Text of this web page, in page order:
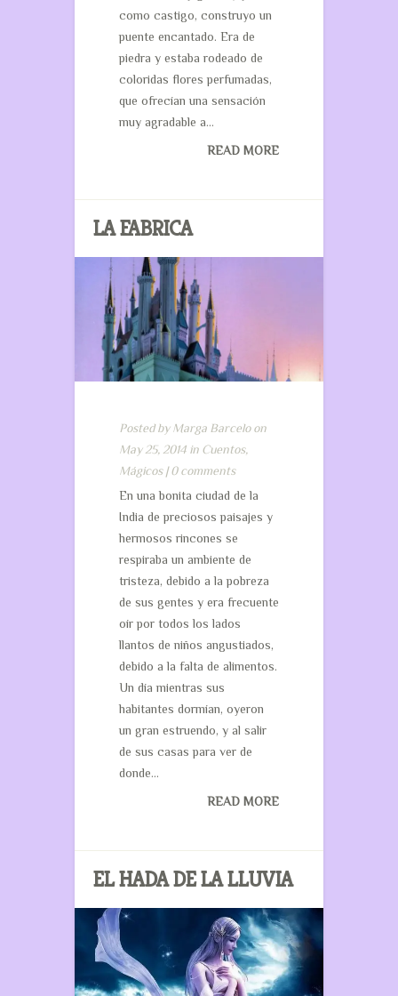
como castigo, construyo un
puente encantado. Era de
piedra y estaba rodeado de
coloridas flores perfumadas,
que ofrecían una sensación
muy agradable a...
READ MORE
LA FABRICA
Posted byMarga Barceloon
May 25, 2014 in Cuentos,
Mágicos|0 comments
En una bonita ciudad de la
India de preciosos paisajes y
hermosos rincones se
respiraba un ambiente de
tristeza, debido a la pobreza
de sus gentes y era frecuente
oír por todos los lados
llantos de niños angustiados,
debido a la falta de alimentos.
Un día mientras sus
habitantes dormían, oyeron
un gran estruendo, y al salir
de sus casas para ver de
donde...
READ MORE
EL HADA DE LA LLUVIA